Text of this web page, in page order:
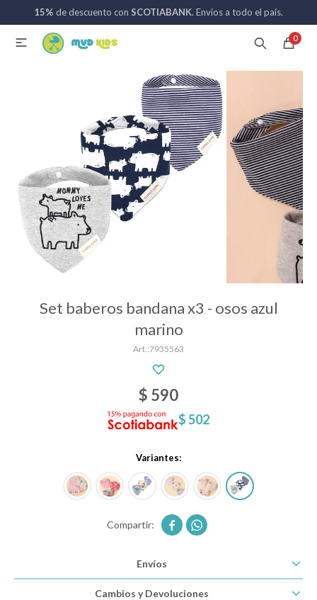
15% de descuento con SCOTIABANK. Envíos a todo el país.
0

Set baberos bandana x3 - osos azul
marino
7935563
$ 590
$502
Variantes:
 
Envíos
Cambios y Devoluciones
MI CUENTA
Sillas de auto
Lactancia
Baño
Alimentación
Paseo y seguridad
Estimulación primera infancia